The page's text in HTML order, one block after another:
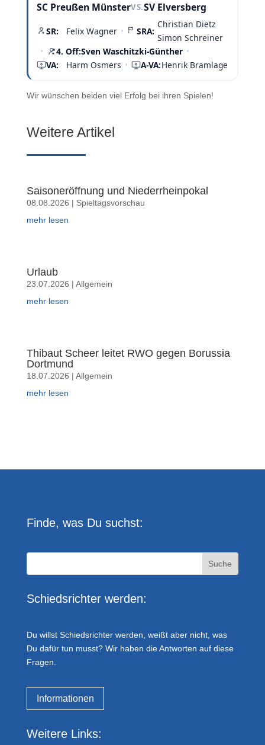
SC Preußen MünsterVS.SV Elversberg
SR: Felix Wagner • SRA:
Christian Dietz
Simon Schreiner
•
4. Off:Sven Waschitzki-Günther •
VA:
Harm Osmers • A-VA:Henrik Bramlage
Wir wünschen beiden viel Erfolg bei ihren Spielen!
Weitere Artikel
Saisoneröffnung und Niederrheinpokal
08.08.2026 | Spieltagsvorschau
mehr lesen
Urlaub
23.07.2026 | Allgemein
mehr lesen
Thibaut Scheer leitet RWO gegen Borussia
Dortmund
18.07.2026 | Allgemein
mehr lesen
Finde, was Du suchst:
Schiedsrichter werden:
Du willst Schiedsrichter werden, weißt aber nicht, was
Du dafür tun musst? Wir haben die Antworten auf diese
Fragen.
Informationen
Weitere Links: